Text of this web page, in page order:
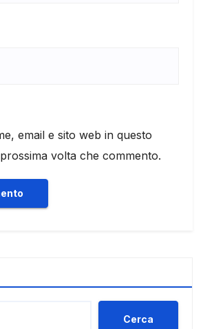
email e sito web in questo
volta che commento.
Cerca